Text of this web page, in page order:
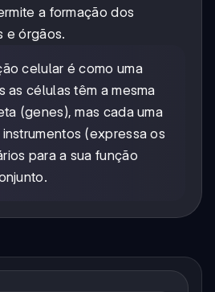
a formação dos
e órgãos.
celular é como uma
as células têm a mesma
(genes), mas cada uma
(expressa os
para a sua função